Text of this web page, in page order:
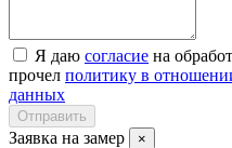
Я даю согласие на
прочел политику в
данных
Отправить
Заявка на замер ×